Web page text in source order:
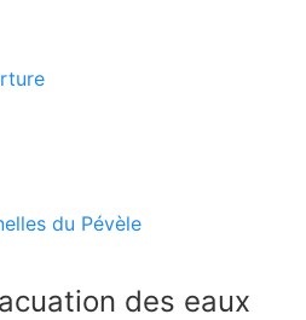
du Pévèle
des eaux